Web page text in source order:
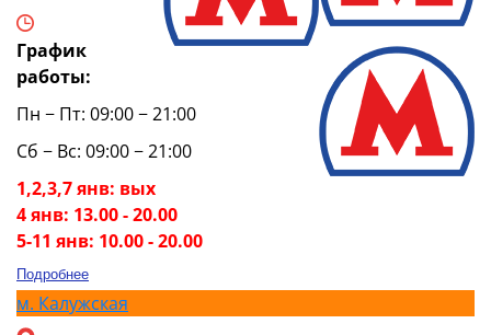
График
работы:
Пн − Пт: 09:00 − 21:00
Сб − Вс: 09:00 − 21:00
1,2,3,7 янв: вых
4 янв: 13.00 - 20.00
5-11 янв: 10.00 - 20.00
Подробнее
м. Калужская